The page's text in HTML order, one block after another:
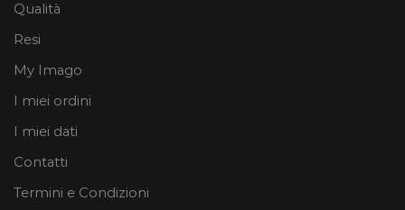
Qualità
Resi
My Imago
I miei ordini
I miei dati
Contatti
Termini e Condizioni